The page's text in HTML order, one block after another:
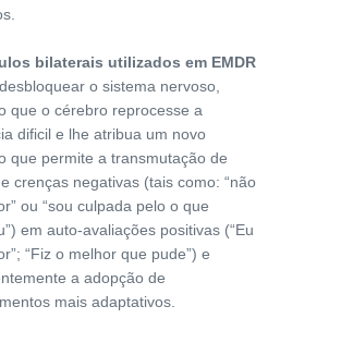
bilaterais utilizados em EMDR
o sistema nervoso,
que o cérebro reprocesse a
dificil e lhe atribua um novo
que permite a transmutação de
crenças negativas (tais como: “não
ou “sou culpada pelo o que
em auto-avaliações positivas (“Eu
“Fiz o melhor que pude”) e
a adopção de
mais adaptativos.